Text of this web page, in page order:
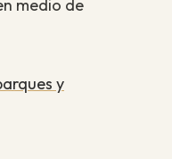
medio de
y